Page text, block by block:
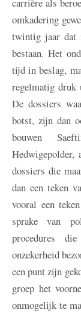
carrière als
omkadering
twintig jaar dat
bestaan. Het
tijd in beslag,
regelmatig druk
De dossiers
botst, zijn dan
bouwen
dossiers die
dan een teken
vooral een
sprake van
procedures
onzekerheid
een punt zijn
groep het
onmogelijk te